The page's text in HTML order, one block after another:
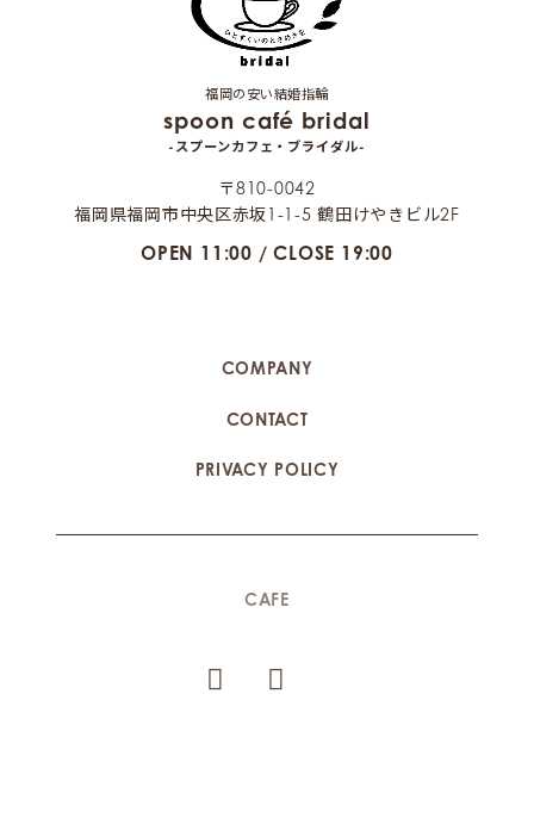
福岡の安い結婚指輪
spoon café bridal
-スプーンカフェ・ブライダル-
〒810-0042
福岡県福岡市中央区赤坂1-1-5 鶴田けやきビル2F
OPEN 11:00 / CLOSE 19:00
COMPANY
CONTACT
PRIVACY POLICY
CAFE